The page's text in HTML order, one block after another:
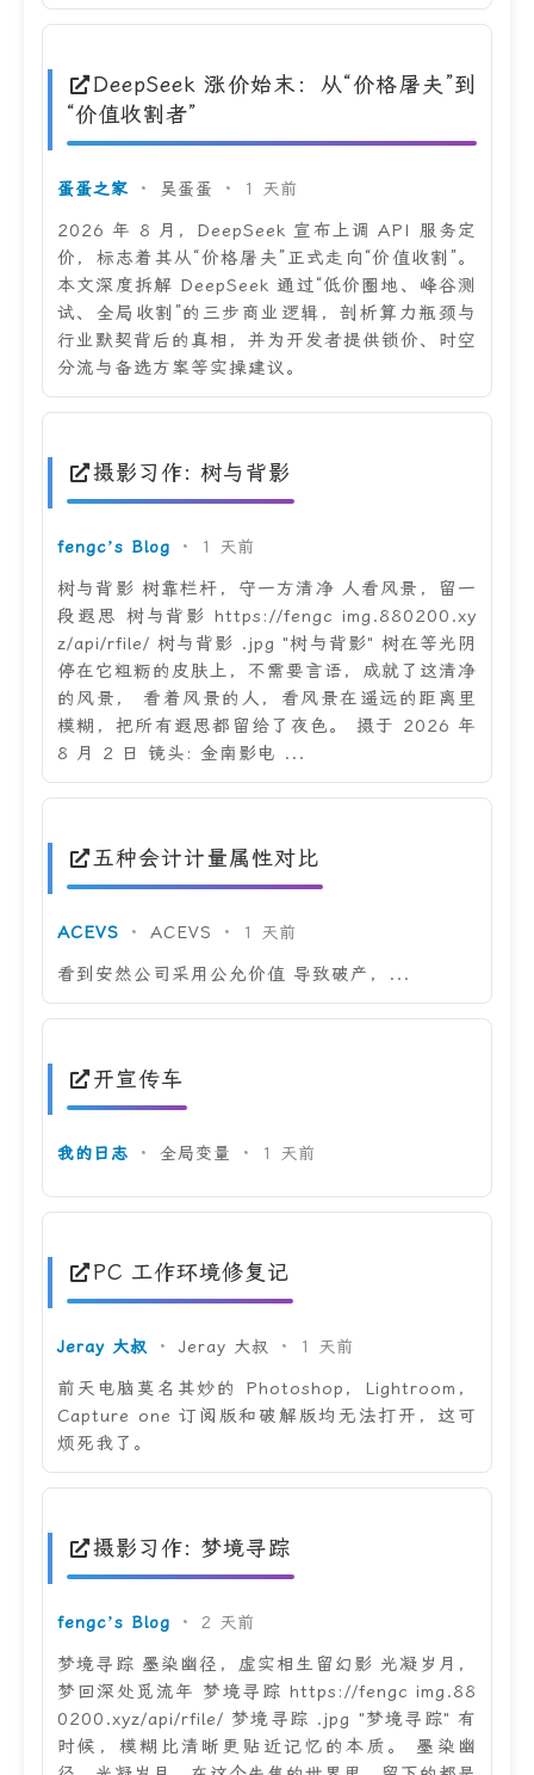
DeepSeek 涨价始末：从“价格屠夫”到
“价值收割者”
蛋蛋之家 · 吴蛋蛋 · 1 天前
2026 年 8 月，DeepSeek 宣布上调 API 服务定
价，标志着其从“价格屠夫”正式走向“价值收割”。
本文深度拆解 DeepSeek 通过“低价圈地、峰谷测
试、全局收割”的三步商业逻辑，剖析算力瓶颈与
行业默契背后的真相，并为开发者提供锁价、时空
分流与备选方案等实操建议。
摄影习作: 树与背影
fengc’s Blog · 1 天前
树与背影 树靠栏杆，守一方清净 人看风景，留一
段遐思 树与背影 https://fengc img.880200.xy
z/api/rfile/ 树与背影 .jpg "树与背影" 树在等光阴
停在它粗粝的皮肤上，不需要言语，成就了这清净
的风景， 看着风景的人，看风景在遥远的距离里
模糊，把所有遐思都留给了夜色。 摄于 2026 年
8 月 2 日 镜头: 金南影电 ...
五种会计计量属性对比
ACEVS · ACEVS · 1 天前
看到安然公司采用公允价值 导致破产，...
开宣传车
我的日志 · 全局变量 · 1 天前
PC 工作环境修复记
Jeray 大叔 · Jeray 大叔 · 1 天前
前天电脑莫名其妙的 Photoshop，Lightroom，
Capture one 订阅版和破解版均无法打开，这可
烦死我了。
摄影习作: 梦境寻踪
fengc’s Blog · 2 天前
梦境寻踪 墨染幽径，虚实相生留幻影 光凝岁月，
梦回深处觅流年 梦境寻踪 https://fengc img.88
0200.xyz/api/rfile/ 梦境寻踪 .jpg "梦境寻踪" 有
时候，模糊比清晰更贴近记忆的本质。 墨染幽